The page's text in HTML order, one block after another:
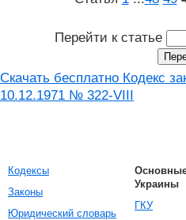
Перейти к статье
Скачать бесплатно Кодекс
10.12.1971 № 322-VIII
Кодексы
Законы
Юридический словарь
Украины
ГКУ